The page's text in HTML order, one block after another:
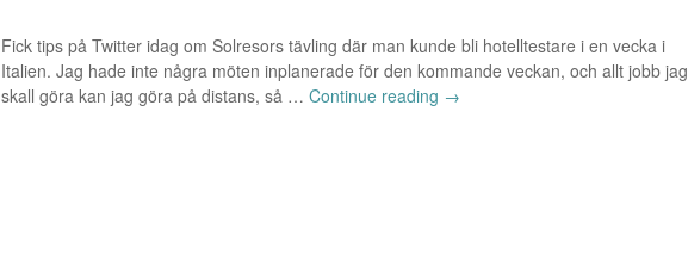
Fick tips på Twitter idag om Solresors tävling där man kunde bli hotelltestare i en vecka i
Italien. Jag hade inte några möten inplanerade för den kommande veckan, och allt jobb jag
skall göra kan jag göra på distans, så … Continue reading →